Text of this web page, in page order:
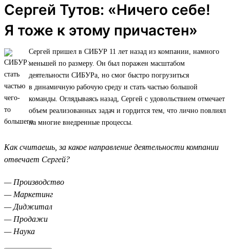
Сергей Тутов: «Ничего себе!
Я тоже к этому причастен»
Сергей пришел в СИБУР 11 лет назад из компании, намного
меньшей по размеру. Он был поражен масштабом
деятельности СИБУРа, но смог быстро погрузиться
в динамичную рабочую среду и стать частью большой
команды. Оглядываясь назад, Сергей с удовольствием отмечает
объем реализованных задач и гордится тем, что лично повлиял
на многие внедренные процессы.
Как считаешь, за какое направление деятельности компании
отвечает Сергей?
— Производство
— Маркетинг
— Диджитал
— Продажи
— Наука